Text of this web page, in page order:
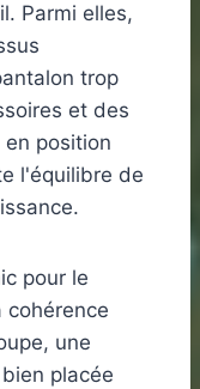
Parmi elles,
trop
et des
position
l'équilibre de
pour le
cohérence
une
placée